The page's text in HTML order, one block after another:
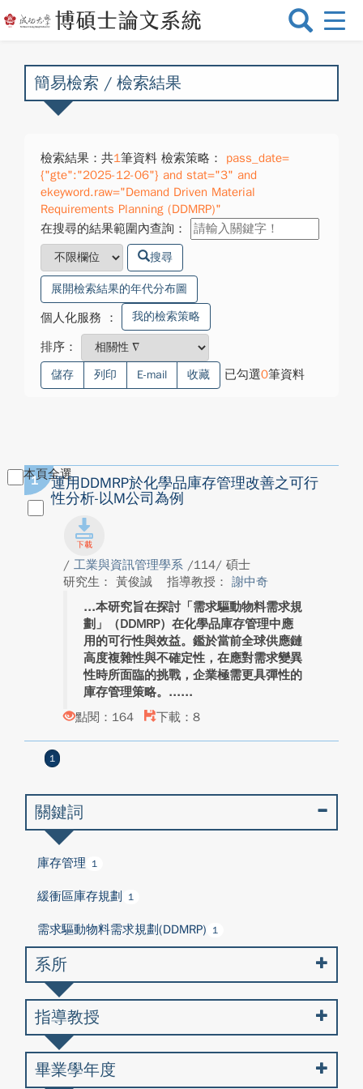
選
換
簡易檢索 / 檢索結果
檢索結果：共1筆資料 檢索策略：
pass_date=
{"gte":"2025-12-06"} and stat="3" and
ekeyword.raw="Demand Driven Material
Requirements Planning (DDMRP)"
在搜尋的結果範圍內查詢：
搜尋
展開檢索結果的年代分布圖
個人化服務 ： 我的檢索策略
排序：
儲存 列印 E-mail 收藏 已勾選0筆資料
本頁全選
1
運用DDMRP於化學品庫存管理改善之可行
性分析-以M公司為例
/ 工業與資訊管理學系 /114/ 碩士
研究生： 黃俊誠
指導教授： 謝中奇
本研究旨在探討「需求驅動物料需求規
劃」（DDMRP）在化學品庫存管理中應
用的可行性與效益。鑑於當前全球供應鏈
高度複雜性與不確定性，在應對需求變異
性時所面臨的挑戰，企業極需更具彈性的
庫存管理策略。...
點閱：164
下載：8
1
關鍵詞
庫存管理 1
緩衝區庫存規劃 1
需求驅動物料需求規劃(DDMRP) 1
系所
指導教授
畢業學年度